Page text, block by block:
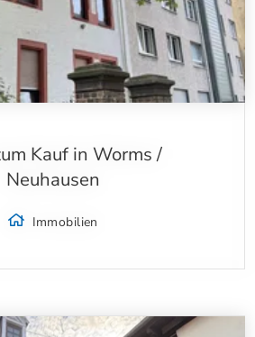
Kauf in Worms /
Neuhausen
Immobilien